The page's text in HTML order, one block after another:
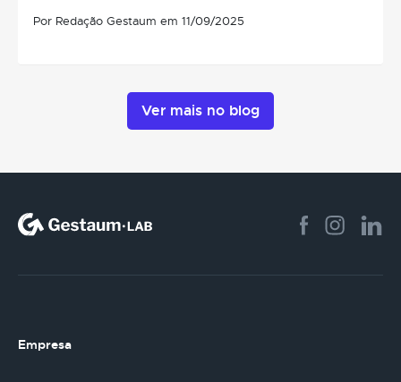
Por Redação Gestaum em 11/09/2025
Ver mais no blog
Empresa